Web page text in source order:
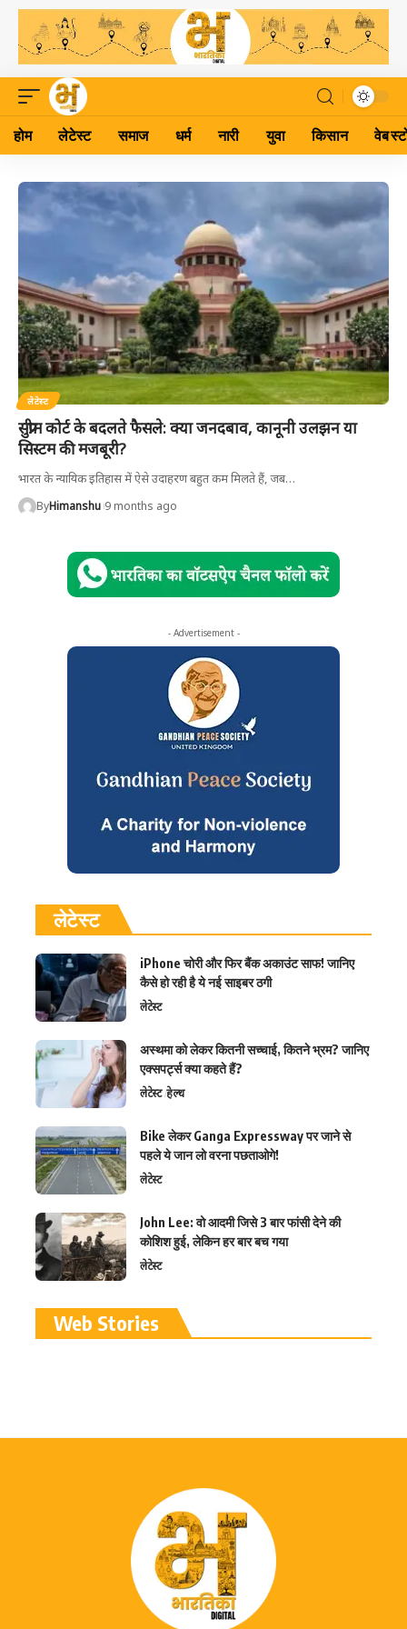
होम लेटेस्ट समाज धर्म नारी युवा किसान वेब
लेटेस्ट
सुप्रीम कोर्ट के बदलते फैसले: क्या जनदबाव, कानूनी उलझन या
सिस्टम की मजबूरी?
भारत के न्यायिक इतिहास में ऐसे उदाहरण बहुत कम मिलते हैं, जब…
ByHimanshu 9 months ago
- Advertisement -
लेटेस्ट
iPhone चोरी और फिर बैंक अकाउंट साफ! जानिए
कैसे हो रही है ये नई साइबर ठगी
लेटेस्ट
अस्थमा को लेकर कितनी सच्चाई, कितने भ्रम? जानिए
एक्सपर्ट्स क्या कहते हैं?
लेटेस्ट हेल्थ
Bike लेकर Ganga Expressway पर जाने से
पहले ये जान लो वरना पछताओगे!
लेटेस्ट
John Lee: वो आदमी जिसे 3 बार फांसी देने की
कोशिश हुई, लेकिन हर बार बच गया
लेटेस्ट
Web Storiesरामलला विग्रह की प्राण
प्रतिष्ठा